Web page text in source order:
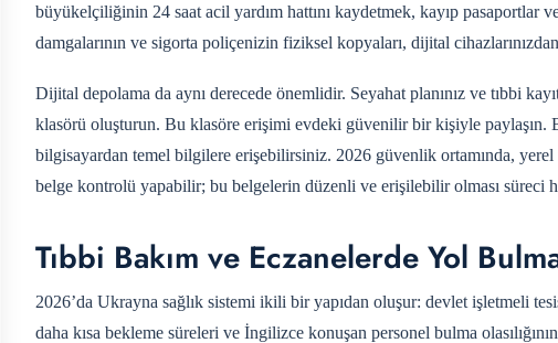
büyükelçiliğinin 24 saat acil yardım hattını kaydetmek, kayıp pasaportlar
damgalarının ve sigorta poliçenizin fiziksel kopyaları, dijital
Dijital depolama da aynı derecede önemlidir. Seyahat planınız ve tıbbi
klasörü oluşturun. Bu klasöre erişimi evdeki güvenilir bir kişiyle
bilgisayardan temel bilgilere erişebilirsiniz. 2026 güvenlik ortamında,
belge kontrolü yapabilir; bu belgelerin düzenli ve erişilebilir olması süreci
Tıbbi Bakım ve Eczanelerde Yol
2026’da Ukrayna sağlık sistemi ikili bir yapıdan oluşur: devlet işletmeli
daha kısa bekleme süreleri ve İngilizce konuşan personel bulma